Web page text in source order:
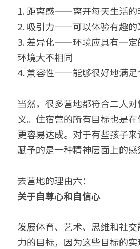
1. 距离感——离开每天生活的
2. 吸引力——可以体验有趣的
3. 差异化——环境应具有一定
环境大不相同
4. 兼容性——能够很好地满足
当然，很多营地都符合二人
义。住宿营的所有目标也是
更容易达成。对于有些孩子
赋予的是一种精神层面上的感
去营地的理由六：
关于自尊心和自信心
发展体育、艺术、思维和社
力的目标，因为这些目标的